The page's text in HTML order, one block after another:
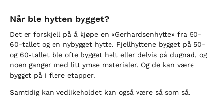
Når ble hytten bygget?
Det er forskjell på å kjøpe en «Gerhardsenhytte» fra 50-
60-tallet og en nybygget hytte. Fjellhyttene bygget på 50-
og 60-tallet ble ofte bygget helt eller delvis på dugnad, og
noen ganger med litt ymse materialer. Og de kan være
bygget på i flere etapper.
Samtidig kan vedlikeholdet kan også være så som så.